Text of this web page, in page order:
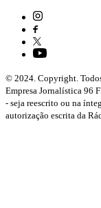
© 2024. Copyright.
Empresa Jornalística 96
- seja reescrito ou na
autorização escrita da